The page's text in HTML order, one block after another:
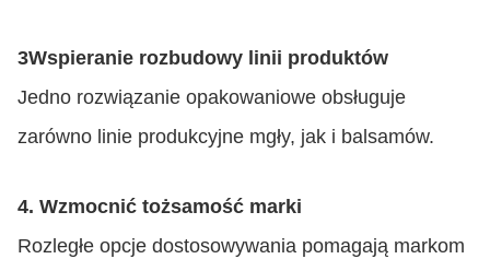
3Wspieranie rozbudowy linii produktów
Jedno rozwiązanie opakowaniowe obsługuje
zarówno linie produkcyjne mgły, jak i balsamów.
4. Wzmocnić tożsamość marki
Rozległe opcje dostosowywania pomagają markom